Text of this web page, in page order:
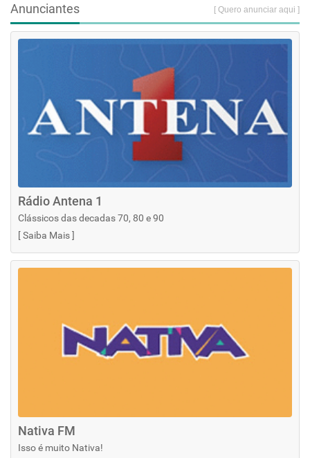
Anunciantes [ Quero anunciar aqui ]
Rádio Antena 1
Clássicos das decadas 70, 80 e 90
[Saiba Mais]
Nativa FM
Isso é muito Nativa!